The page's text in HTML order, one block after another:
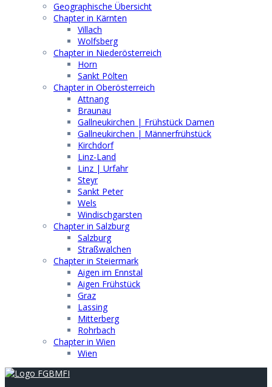
Geographische Übersicht
Chapter in Kärnten
Villach
Wolfsberg
Chapter in Niederösterreich
Horn
Sankt Pölten
Chapter in Oberösterreich
Attnang
Braunau
Gallneukirchen | Frühstück Damen
Gallneukirchen | Männerfrühstück
Kirchdorf
Linz-Land
Linz | Urfahr
Steyr
Sankt Peter
Wels
Windischgarsten
Chapter in Salzburg
Salzburg
Straßwalchen
Chapter in Steiermark
Aigen im Ennstal
Aigen Frühstück
Graz
Lassing
Mitterberg
Rohrbach
Chapter in Wien
Wien